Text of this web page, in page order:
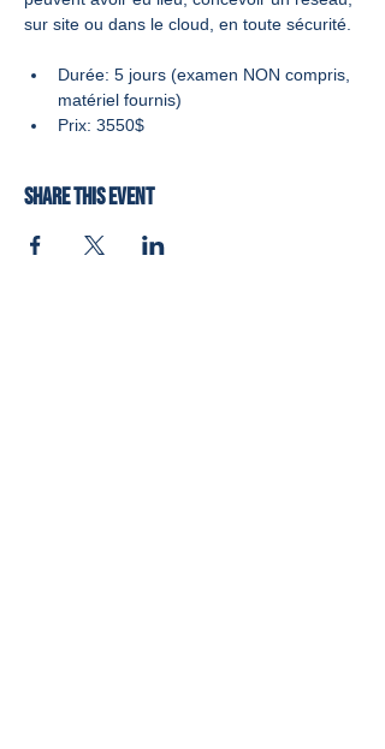
sur site ou dans le cloud, en toute sécurité.
Durée: 5 jours (examen NON compris,
matériel fournis)
Prix: 3550$
Share this event